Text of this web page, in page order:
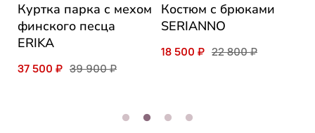
Куртка парка с мехом
финского песца
ERIKA
37 500 ₽ 39 900 ₽
Костюм с брюками
SERIANNO
18 500 ₽ 22 800 ₽